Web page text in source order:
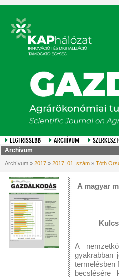
Archívum
Archívum » 2017 » 2017. 01. szám » Tóth
A magyar
A
gyakrabban
termelésben
becslésére